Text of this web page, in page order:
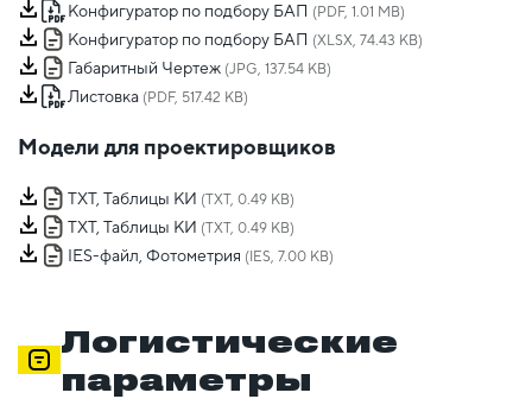
Конфигуратор по подбору БАП (PDF, 1.01 MB)
Конфигуратор по подбору БАП (XLSX, 74.43 KB)
Габаритный Чертеж (JPG, 137.54 KB)
Листовка (PDF, 517.42 KB)
Модели для проектировщиков
TXT, Таблицы КИ (TXT, 0.49 KB)
TXT, Таблицы КИ (TXT, 0.49 KB)
IES-файл, Фотометрия (IES, 7.00 KB)
Логистические
параметры